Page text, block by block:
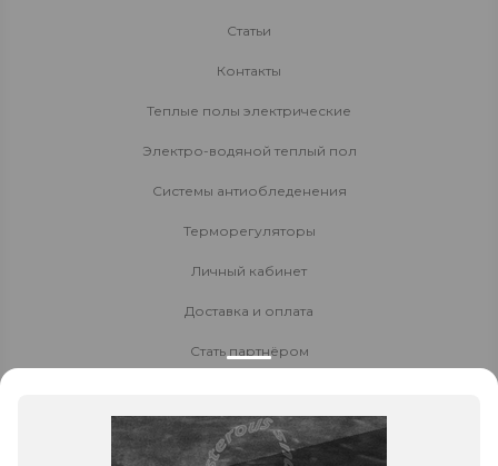
Статьи
Контакты
Теплые полы электрические
Электро-водяной теплый пол
Системы антиобледенения
Терморегуляторы
Личный кабинет
Доставка и оплата
Стать партнёром
Контакты